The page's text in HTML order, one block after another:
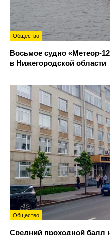
Общество
Восьмое судно «Метеор-
в Нижегородской области
Общество
Средний проходной балл